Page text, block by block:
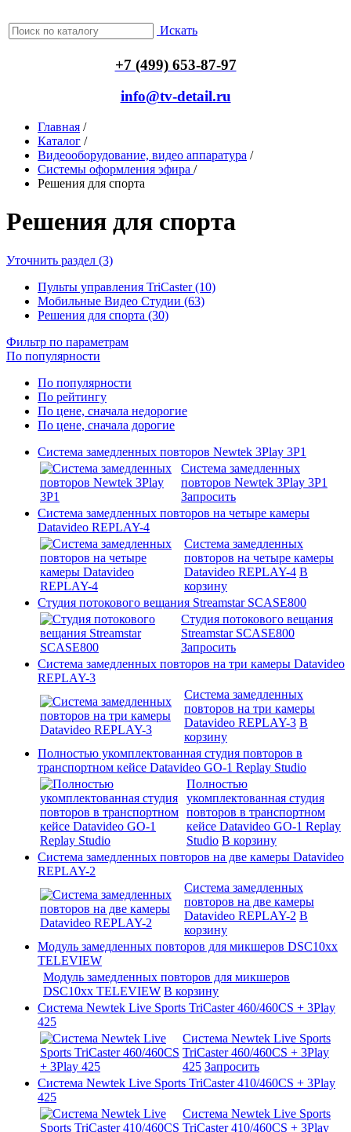
Искать
+7 (499) 653-87-97
info@tv-detail.ru
Главная /
Каталог /
Видеооборудование, видео аппаратура /
Системы оформления эфира /
Решения для спорта
Решения для спорта
Уточнить раздел (3)
Пульты управления TriCaster (10)
Мобильные Видео Студии (63)
Решения для спорта (30)
Фильтр по параметрам
По популярности
По популярности
По рейтингу
По цене, сначала недорогие
По цене, сначала дорогие
Система замедленных повторов Newtek 3Play 3P1
Система замедленных
повторов Newtek 3Play 3P1
Запросить
Система замедленных повторов на четыре камеры
Datavideo REPLAY-4
Система замедленных
повторов на четыре камеры
Datavideo REPLAY-4 В
корзину
Студия потокового вещания Streamstar SCASE800
Студия потокового вещания
Streamstar SCASE800
Запросить
Система замедленных повторов на три камеры Datavideo
REPLAY-3
Система замедленных
повторов на три камеры
Datavideo REPLAY-3 В
корзину
Полностью укомплектованная студия повторов в
транспортном кейсе Datavideo GO-1 Replay Studio
Полностью
укомплектованная студия
повторов в транспортном
кейсе Datavideo GO-1 Replay
Studio В корзину
Система замедленных повторов на две камеры Datavideo
REPLAY-2
Система замедленных
повторов на две камеры
Datavideo REPLAY-2 В
корзину
Модуль замедленных повторов для микшеров DSC10xx
TELEVIEW
Модуль замедленных повторов для микшеров
DSC10xx TELEVIEW В корзину
Система Newtek Live Sports TriCaster 460/460CS + 3Play
425
Система Newtek Live Sports
TriCaster 460/460CS + 3Play
425 Запросить
Система Newtek Live Sports TriCaster 410/460CS + 3Play
425
Система Newtek Live Sports
TriCaster 410/460CS + 3Play